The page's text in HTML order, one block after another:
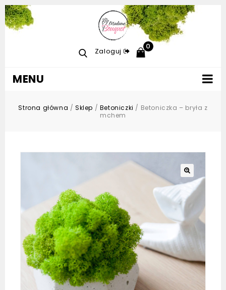
Zaloguj
0
MENU
Strona główna / Sklep / Betoniczki / Betoniczka – bryła z
mchem